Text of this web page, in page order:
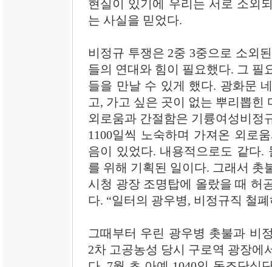
현실이 있기에 우리는 서로 소외
는 사실을 믿었다.
비정규 투쟁은 2중 3중으로 소외
들의 연대와 힘이 필요했다. 그 필
들을 만날 수 있게 했다. 광화문
고, 가고 싶은 곳이 없는 뿌리뽑힌
외로움과 간절함은 기륭여성비정
1100일씩 노숙하며 가져온 외로
음이 있었다. 내용적으로도 같다.
를 위해 기획된 일이다. 그래서 촛
시청 광장 조명탑에 올랐을 때 허
다. “일터의 광우병, 비정규직 철폐
그때부터 우린 광우병 촛불과 비
2차 고공농성 당시 구로역 광장에